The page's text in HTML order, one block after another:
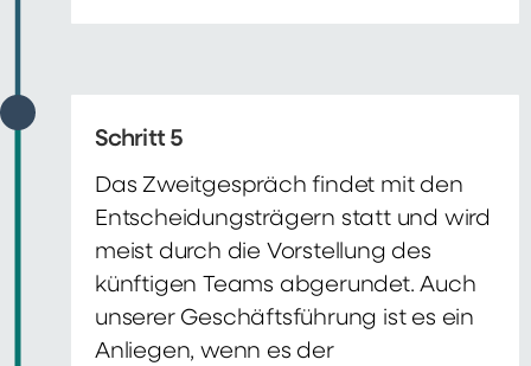
Schritt 5
Das Zweitgespräch findet mit den
Entscheidungsträgern statt und wird
meist durch die Vorstellung des
künftigen Teams abgerundet. Auch
unserer Geschäftsführung ist es ein
Anliegen, wenn es der